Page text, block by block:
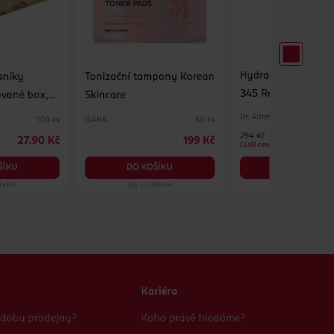
box,
100 ks
27.90 Kč
Tonizační tampony Korean
Skincare
ISANA 60 ks
199 Kč
DO KOŠÍKU
Obj. č.: 1361414
Hydratační
345 Relief Cream
Dr. Althea
294 Kč
CLUB cena
prodejny?
Kariéra
Koho právě hledáme?